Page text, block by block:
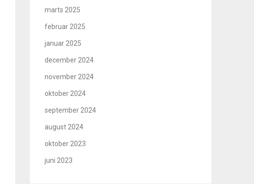
marts 2025
februar 2025
januar 2025
december 2024
november 2024
oktober 2024
september 2024
august 2024
oktober 2023
juni 2023